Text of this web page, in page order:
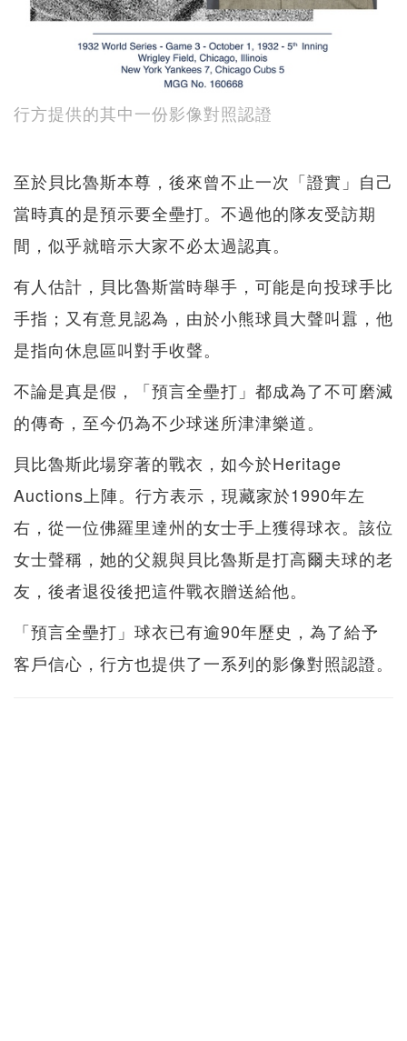
行方提供的其中一份影像對照認證
至於貝比魯斯本尊，後來曾不止一次「證實」自己
當時真的是預示要全壘打。不過他的隊友受訪期
間，似乎就暗示大家不必太過認真。
有人估計，貝比魯斯當時舉手，可能是向投球手比
手指；又有意見認為，由於小熊球員大聲叫囂，他
是指向休息區叫對手收聲。
不論是真是假，「預言全壘打」都成為了不可磨滅
的傳奇，至今仍為不少球迷所津津樂道。
貝比魯斯此場穿著的戰衣，如今於Heritage
Auctions上陣。行方表示，現藏家於1990年左
右，從一位佛羅里達州的女士手上獲得球衣。該位
女士聲稱，她的父親與貝比魯斯是打高爾夫球的老
友，後者退役後把這件戰衣贈送給他。
「預言全壘打」球衣已有逾90年歷史，為了給予
客戶信心，行方也提供了一系列的影像對照認證。